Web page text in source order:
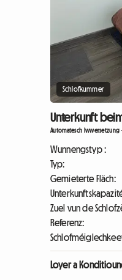
Schlofkummer
Unterkunft
Automatesch Iwwersetzung
Wunnengstyp :
Typ:
Gemieterte Fläch:
Zuel vun de
Referenz:
Loyer a